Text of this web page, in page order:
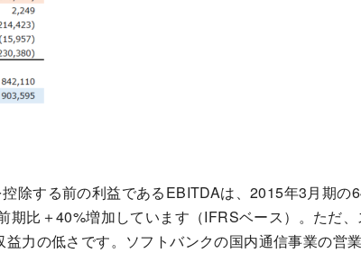
除する前の利益であるEBITDAは、2015年3月期の
比＋40%増加しています（IFRSベース）。ただ、
力の低さです。ソフトバンクの国内通信事業の営